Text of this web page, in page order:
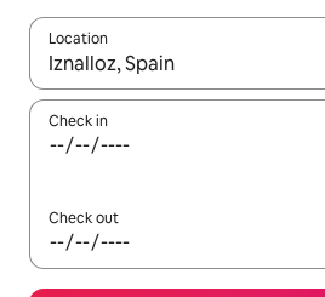
Location
When results are available,
Check in
Check out